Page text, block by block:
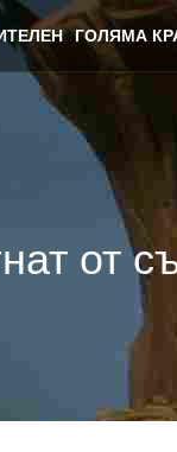
ГОЛЯМА
от